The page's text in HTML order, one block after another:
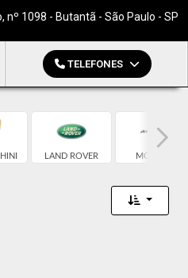
nº 1098 - Butantã - São Paulo - SP
TELEFONES
LAND ROVER MCLAREN
Toggle